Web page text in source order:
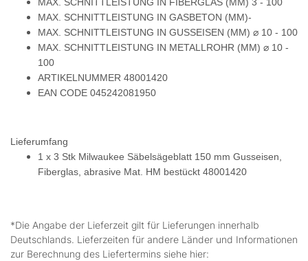
MAX. SCHNITTLEISTUNG IN GASBETON (MM)-
MAX. SCHNITTLEISTUNG IN GUSSEISEN (MM) ⌀ 10 - 100
MAX. SCHNITTLEISTUNG IN METALLROHR (MM) ⌀ 10 -
100
ARTIKELNUMMER 48001420
EAN CODE 045242081950
Lieferumfang
1 x 3 Stk Milwaukee Säbelsägeblatt 150 mm Gusseisen,
Fiberglas, abrasive Mat. HM bestückt 48001420
*Die Angabe der Lieferzeit gilt für Lieferungen innerhalb
Deutschlands. Lieferzeiten für andere Länder und Informationen
zur Berechnung des Liefertermins siehe hier: